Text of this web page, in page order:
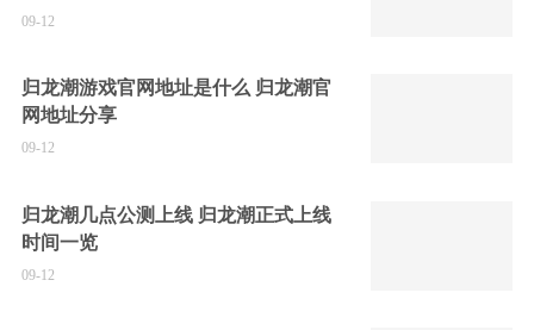
09-12
归龙潮游戏官网地址是什么 归龙潮官
网地址分享
09-12
归龙潮几点公测上线 归龙潮正式上线
时间一览
09-12